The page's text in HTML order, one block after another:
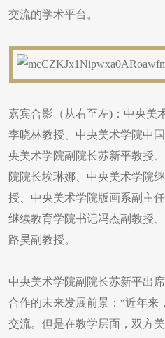
交流的学术平台。
嘉宾合影（从右至左)：中央美
李晓林教授、中央美术学院中
央美术学院副院长苏新平教授
院院长埃琳娜、中央美术学院
授、中央美术学院版画系副主
继续教育学院书记冯杰副教授
路昊副教授。
中央美术学院副院长苏新平出
合作的未来发展前景：“近年来
交流。但是在教学层面，双方